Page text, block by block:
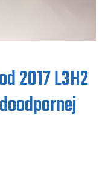
2017 L3H2